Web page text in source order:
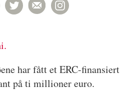
har fått et ERC-finansiert
på ti millioner euro.